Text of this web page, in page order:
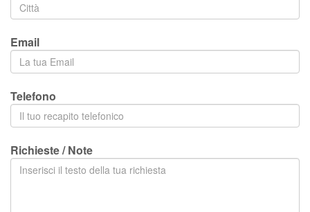
Email
Telefono
Richieste / Note